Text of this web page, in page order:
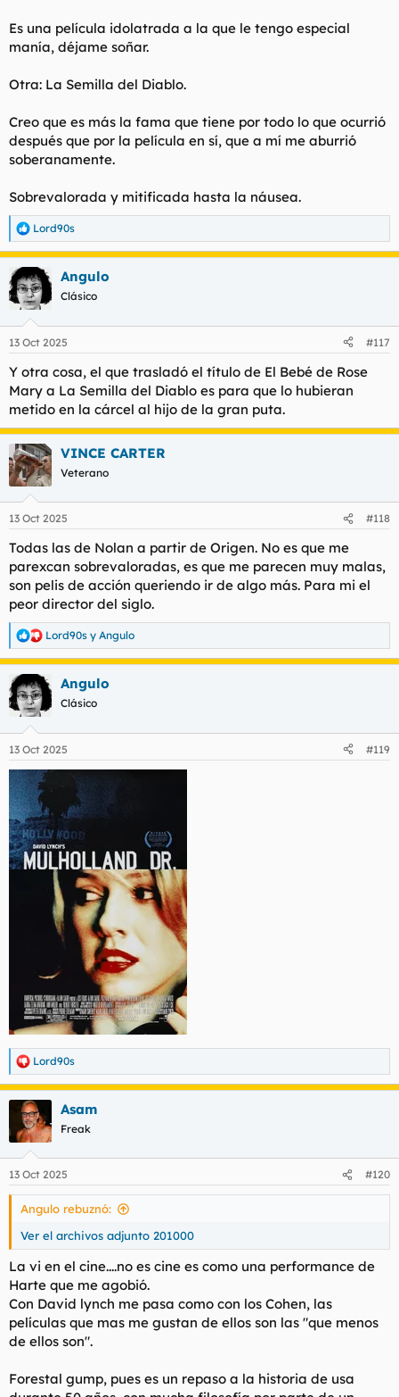
Es una película idolatrada a la que le tengo especial
manía, déjame soñar.
Otra: La Semilla del Diablo.
Creo que es más la fama que tiene por todo lo que ocurrió
después que por la película en sí, que a mí me aburrió
soberanamente.
Sobrevalorada y mitificada hasta la náusea.
R
e
c
c
i
e
Lord90s
Angulo
Clásico
13 Oct 2025 #117
Y otra cosa, el que trasladó el título de El Bebé de Rose
Mary a La Semilla del Diablo es para que lo hubieran
metido en la cárcel al hijo de la gran puta.
VINCE CARTER
Veterano
13 Oct 2025 #118
Todas las de Nolan a partir de Origen. No es que me
parexcan sobrevaloradas, es que me parecen muy malas,
son pelis de acción queriendo ir de algo más. Para mi el
peor director del siglo.
R
e
c
c
i
e
s
Lord90s y Angulo
Angulo
Clásico
13 Oct 2025 #119
R
e
a
i
e
s
Lord90s
Asam
Freak
13 Oct 2025 #120
Angulo rebuznó:
Ver el archivos adjunto 201000
La vi en el cine....no es cine es como una performance de
Harte que me agobió.
Con David lynch me pasa como con los Cohen, las
películas que mas me gustan de ellos son las "que menos
de ellos son".
Forestal gump, pues es un repaso a la historia de usa